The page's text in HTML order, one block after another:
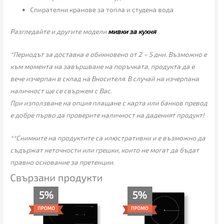
Спирателни кранове за топла и студена вода
Разгледайте и другите моделимивки за кухня
*Периодът за доставка е обикновено от 2 – 5 дни. Възможно е
към момента на завършване на поръчката, продукта да е
вече изчерпан в склад на Вносителя. В случай на изчерпана
наличност ще се свържем с Вас.
При използване на опция плащане с карта или банков превод
е добре първо да проверите наличност на даденият продукт!
**Снимките на продуктите са илюстративни и е възможно да
съдържат неточности или грешки, които не могат да бъдат
правно основание за претенции.
Свързани продукти
5%
ПРОМОwas:
355.00€.
е:
339.00€.
5%
ПРОМО
price
was:
225.00€.
цена
213.00€.